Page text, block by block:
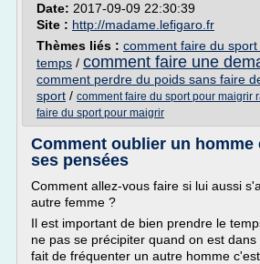
Date: 2017-09-09 22:30:39
Site : http://madame.lefigaro.fr
Thèmes liés : comment faire du
temps / comment faire une
comment perdre du poids sans faire
sport / comment faire du sport pour maigrir
faire du sport pour maigrir
Comment oublier un homme
ses pensées
Comment allez-vous faire si lui aussi
autre femme ?
Il est important de bien prendre le
ne pas se précipiter quand on est
fait de fréquenter un autre homme